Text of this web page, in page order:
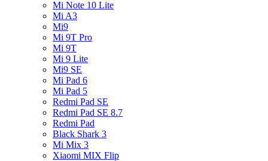
Mi Note 10 Lite
Mi A3
Mi9
Mi 9T Pro
Mi 9T
Mi 9 Lite
Mi9 SE
Mi Pad 6
Mi Pad 5
Redmi Pad SE
Redmi Pad SE 8.7
Redmi Pad
Black Shark 3
Mi Mix 3
Xiaomi MIX Flip